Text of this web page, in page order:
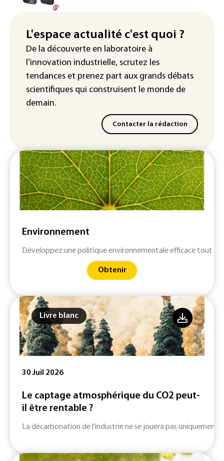
Iris³: Eutelsat investira 3,4 milliards
européenne
Le magazine VSD racheté par
l'entrepreneur Vianney d'Alançon
L'espace actualité c'est quoi ?
De la découverte en laboratoire à
l'innovation industrielle, scrutez les
tendances et prenez part aux grands débats
scientifiques qui construisent le monde de
demain.
Contacter la rédaction
Environnement
Développez une politique environnementale efficace tout
Obtenir
Livre blanc
30 Juil 2026
Le captage atmosphérique du CO2 peut-
il être rentable ?
La décarbonation de l'industrie ne se jouera pas uniquement